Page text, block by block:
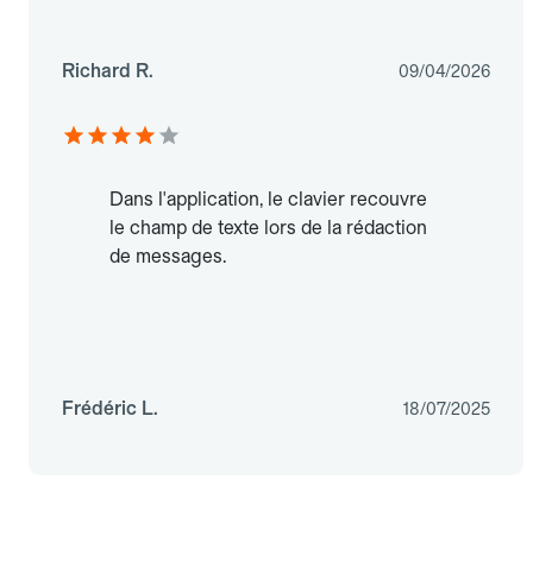
Richard R. 09/04/2026
Dans l'application, le clavier recouvre
le champ de texte lors de la rédaction
de messages.
Frédéric L. 18/07/2025